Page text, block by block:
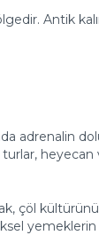
Antik
adrenalin
çöl kültürünü
yemeklerin